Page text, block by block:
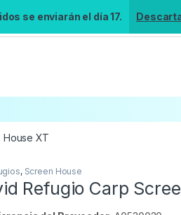
se enviarán el día 17.
House XT
, Screen House
Refugio Carp